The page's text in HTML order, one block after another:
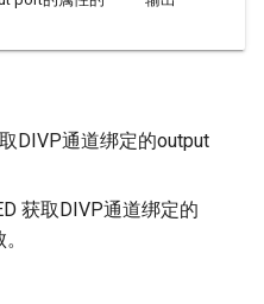
DIVP通道绑定的output
获取DIVP通道绑定的